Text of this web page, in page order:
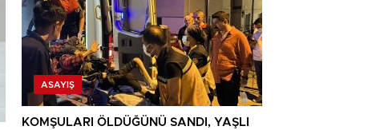
ASAYIŞ
KOMŞULARI ÖLDÜĞÜNÜ SANDI, YAŞLI